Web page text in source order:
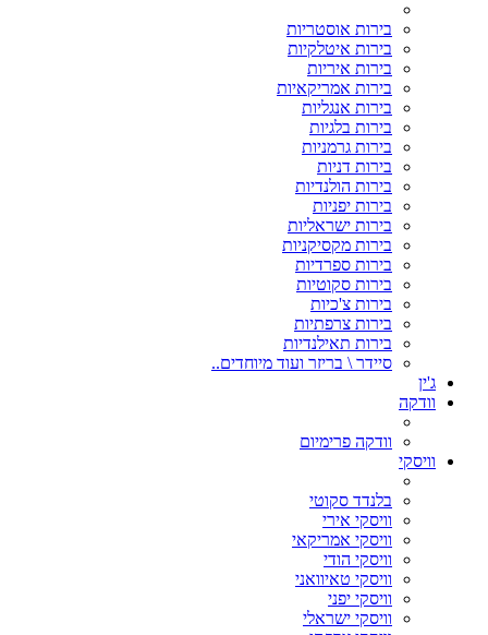
בירות אוסטריות
בירות איטלקיות
בירות איריות
בירות אמריקאיות
בירות אנגליות
בירות בלגיות
בירות גרמניות
בירות דניות
בירות הולנדיות
בירות יפניות
בירות ישראליות
בירות מקסיקניות
בירות ספרדיות
בירות סקוטיות
בירות צ'כיות
בירות צרפתיות
בירות תאילנדיות
סיידר \ בריזר ועוד מיוחדים..
ג'ין
וודקה
וודקה פרימיום
וויסקי
בלנדד סקוטי
וויסקי אירי
וויסקי אמריקאי
וויסקי הודי
וויסקי טאיוואני
וויסקי יפני
וויסקי ישראלי